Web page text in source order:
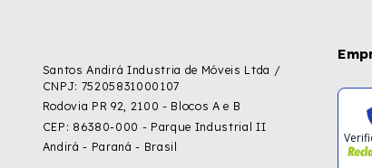
Santos Andirá Industria de Móveis Ltda /
CNPJ: 75205831000107
Rodovia PR 92, 2100 - Blocos A e B
CEP: 86380-000 - Parque Industrial II
Andirá - Paraná - Brasil